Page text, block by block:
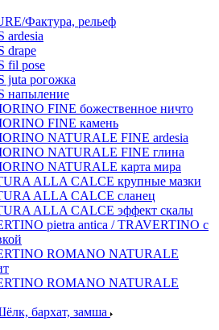
Фактура, рельеф
ardesia
drape
fil pose
juta рогожка
напыление
FINE божественное ничто
FINE камень
NATURALE FINE ardesia
NATURALE FINE глина
NATURALE карта мира
ALLA CALCE крупные мазки
ALLA CALCE сланец
ALLA CALCE эффект скалы
pietra antica / TRAVERTINO с
ROMANO NATURALE
ROMANO NATURALE
бархат, замша